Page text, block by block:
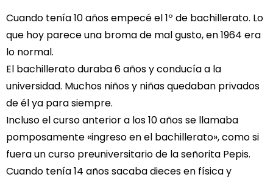
Cuando tenía 10 años empecé el 1º de bachillerato. Lo
que hoy parece una broma de mal gusto, en 1964 era
lo normal.
El bachillerato duraba 6 años y conducía a la
universidad. Muchos niños y niñas quedaban privados
de él ya para siempre.
Incluso el curso anterior a los 10 años se llamaba
pomposamente «ingreso en el bachillerato», como si
fuera un curso preuniversitario de la señorita Pepis.
Cuando tenía 14 años sacaba dieces en física y